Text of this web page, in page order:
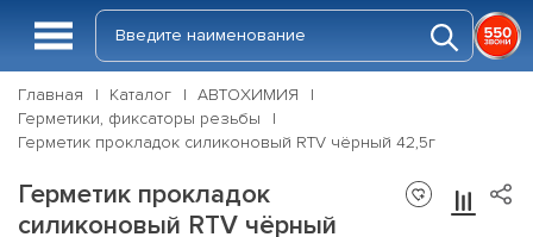
Главная Каталог
АВТОХИМИЯ
Герметики, фиксаторы резьбы
Герметик прокладок силиконовый RTV чёрный 42,5г
Герметик прокладок
силиконовый RTV чёрный